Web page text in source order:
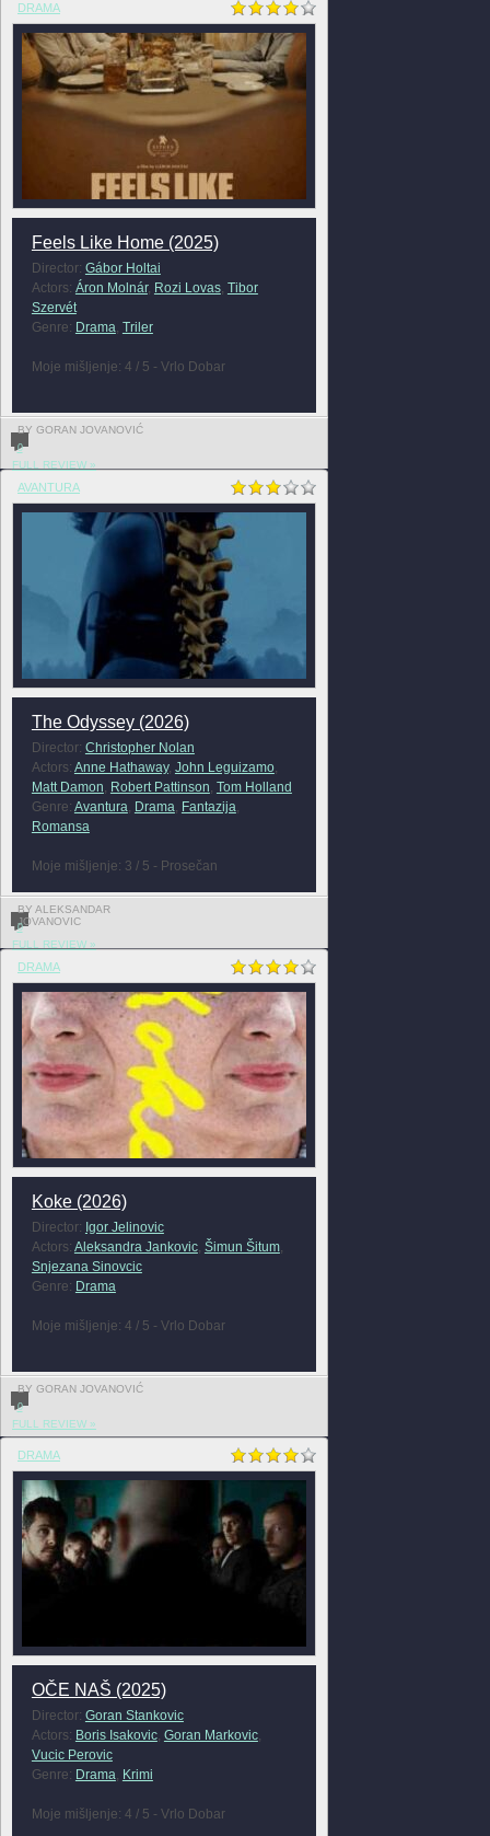
DRAMA
Feels Like Home (2025)
Director: Gábor Holtai
Actors: Áron Molnár, Rozi Lovas, Tibor
Szervét
Genre: Drama, Triler
Moje mišljenje: 4 / 5 - Vrlo Dobar
BY GORAN JOVANOVIĆ
0
FULL REVIEW »
AVANTURA
The Odyssey (2026)
Director: Christopher Nolan
Actors: Anne Hathaway, John Leguizamo,
Matt Damon, Robert Pattinson, Tom Holland
Genre: Avantura, Drama, Fantazija,
Romansa
Moje mišljenje: 3 / 5 - Prosečan
BY ALEKSANDAR
JOVANOVIC
0
FULL REVIEW »
DRAMA
Koke (2026)
Director: Igor Jelinovic
Actors: Aleksandra Jankovic, Šimun Šitum,
Snjezana Sinovcic
Genre: Drama
Moje mišljenje: 4 / 5 - Vrlo Dobar
BY GORAN JOVANOVIĆ
0
FULL REVIEW »
DRAMA
OČE NAŠ (2025)
Director: Goran Stankovic
Actors: Boris Isakovic, Goran Markovic,
Vucic Perovic
Genre: Drama, Krimi
Moje mišljenje: 4 / 5 - Vrlo Dobar